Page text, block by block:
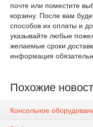
почте или поместите
корзину. После вам
способов их оплаты и
указывайте любые
желаемые сроки
информация
Похожие
Консольное